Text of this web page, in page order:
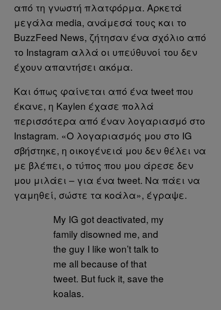
από τη γνωστή πλατφόρμα. Αρκετά
μεγάλα media, ανάμεσά τους και το
BuzzFeed News, ζήτησαν ένα σχόλιο από
το Instagram αλλά οι υπεύθυνοί του δεν
έχουν απαντήσει ακόμα.
Και όπως φαίνεται από ένα tweet που
έκανε, η Kaylen έχασε πολλά
περισσότερα από έναν λογαριασμό στο
Instagram. «Ο λογαριασμός μου στο IG
σβήστηκε, η οικογένειά μου δεν θέλει να
με βλέπει, ο τύπος που μου άρεσε δεν
μου μιλάει – για ένα tweet. Να πάει να
γαμηθεί, σώστε τα κοάλα», έγραψε.
My IG got deactivated, my
family disowned me, and
the guy I like won’t talk to
me all because of that
tweet. But fuck it, save the
koalas.